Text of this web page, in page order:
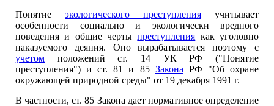
Понятие экологического преступления учитывает
особенности социально и экологически вредного
поведения и общие чертыпреступления как уголовно
наказуемого деяния. Оно вырабатывается поэтому с
учетом положений ст. 14 УК РФ ("Понятие
преступления") и ст. 81 и 85 Закона РФ "Об охране
окружающей природной среды" от 19 декабря 1991 г.
В частности, ст. 85 Закона дает нормативное определение